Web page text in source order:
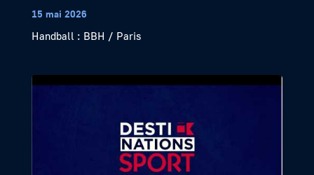
15 mai 2026
Handball : BBH / Paris